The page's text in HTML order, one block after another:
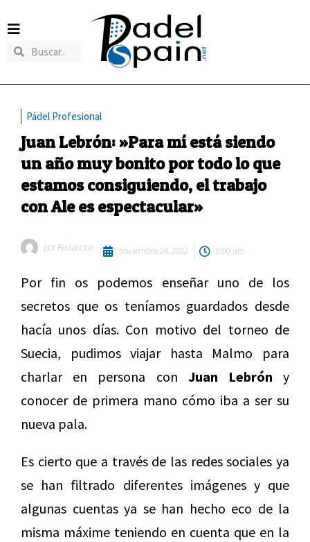
Pádel Profesional
Juan Lebrón: »Para mí está siendo
un año muy bonito por todo lo que
estamos consiguiendo, el trabajo
con Ale es espectacular»
por Redaccion noviembre 24, 2022 8:00 am
Por fin os podemos enseñar uno de los
secretos que os teníamos guardados desde
hacía unos días. Con motivo del torneo de
Suecia, pudimos viajar hasta Malmo para
charlar en persona con Juan Lebrón y
conocer de primera mano cómo iba a ser su
nueva pala.
Es cierto que a través de las redes sociales ya
se han filtrado diferentes imágenes y que
algunas cuentas ya se han hecho eco de la
misma máxime teniendo en cuenta que en la